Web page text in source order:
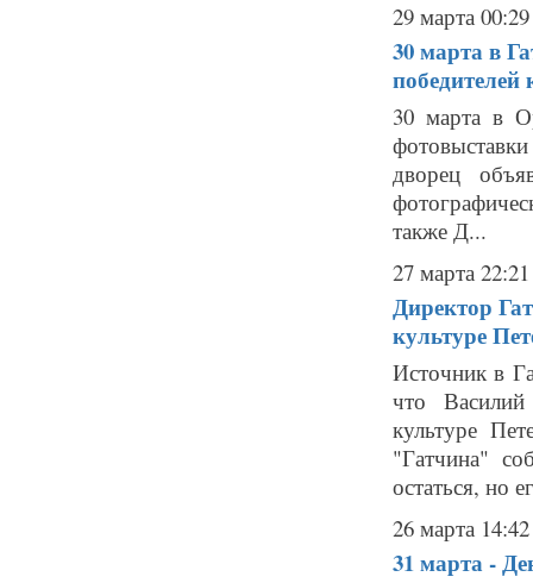
29 марта 00:29
30 марта в
победителей
30 марта в
дворец
также Д...
27 марта 22:21
Директор
культуре
Источник в
что
культуре
"Гатчина"
остаться, но
26 марта 14:42
31 марта -